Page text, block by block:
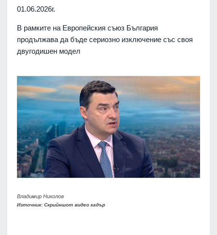
01.06.2026г.
В рамките на Европейския съюз България
продължава да бъде сериозно изключение със своя
двугодишен модел
Владимир Николов
Източник: Скрийншот видео кадър